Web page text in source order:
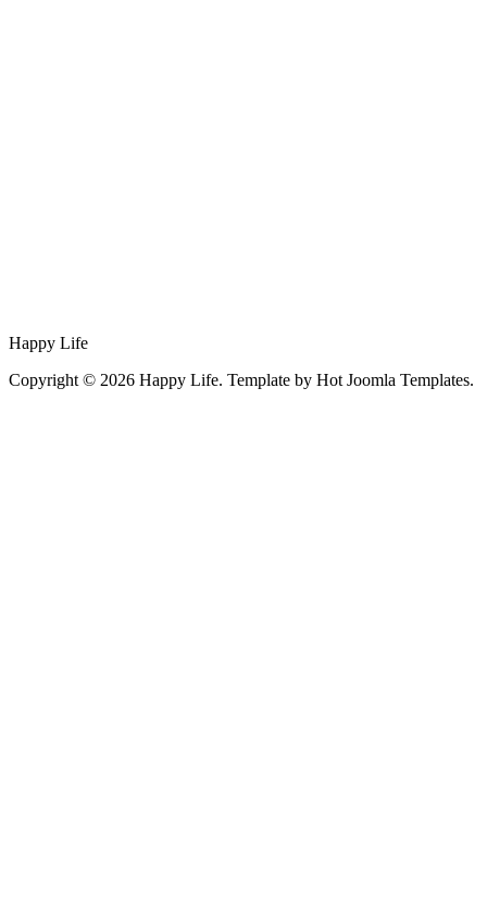
Happy Life
Copyright © 2026 Happy Life. Template by Hot Joomla Templates.